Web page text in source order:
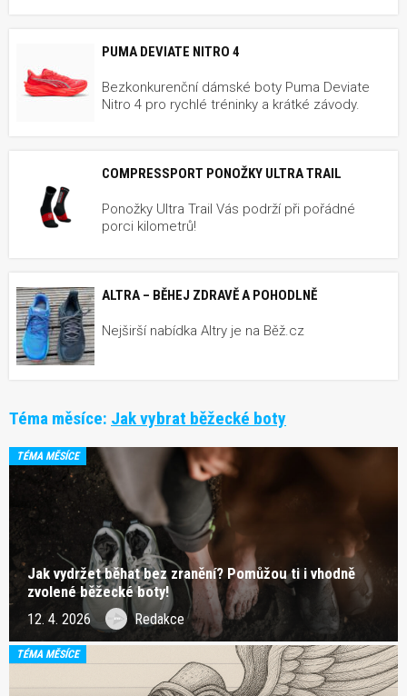
PUMA DEVIATE NITRO 4
Bezkonkurenční dámské boty Puma Deviate
Nitro 4 pro rychlé tréninky a krátké závody.
COMPRESSPORT PONOŽKY ULTRA TRAIL
Ponožky Ultra Trail Vás podrží při pořádné
porci kilometrů!
ALTRA – BĚHEJ ZDRAVĚ A POHODLNĚ
Nejširší nabídka Altry je na Běž.cz
Téma měsíce: Jak vybrat běžecké boty
TÉMA MĚSÍCE
Jak vydržet běhat bez zranění? Pomůžou ti i vhodně
zvolené běžecké boty!
12. 4. 2026 Redakce
TÉMA MĚSÍCE